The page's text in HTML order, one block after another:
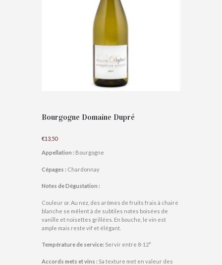
Bourgogne Domaine Dupré
€13,50
Appellation : Bourgogne
Cépages : Chardonnay
Notes de Dégustation :
Couleur or. Au nez, des arômes de fruits frais à chaire
blanche se mêlent à de subtiles notes boisées de
vanille et noisettes grillées. En bouche, le vin est
ample mais reste vif et élégant.
Température de service: Servir entre 8-12°
Accords mets et vins : Sa texture met en valeur des